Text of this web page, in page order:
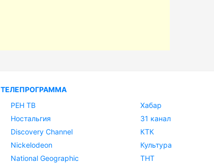
ТЕЛЕПРОГРАММА
РЕН ТВ
Ностальгия
Discovery Channel
Nickelodeon
National Geographic
Хабар
31 канал
КТК
Культура
ТНТ